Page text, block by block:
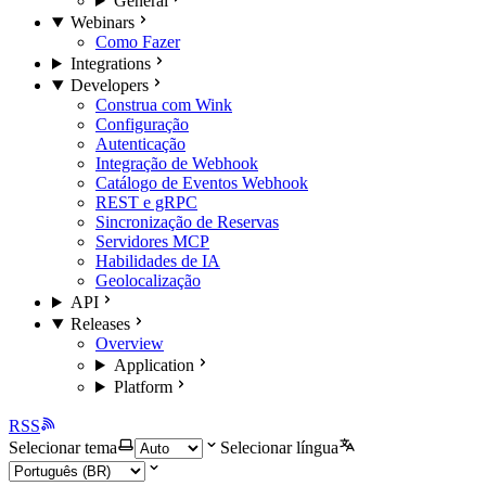
Webinars
Como Fazer
Integrations
Developers
Construa com Wink
Configuração
Autenticação
Integração de Webhook
Catálogo de Eventos Webhook
REST e gRPC
Sincronização de Reservas
Servidores MCP
Habilidades de IA
Geolocalização
API
Releases
Overview
Application
Platform
RSS
Selecionar tema
Selecionar língua